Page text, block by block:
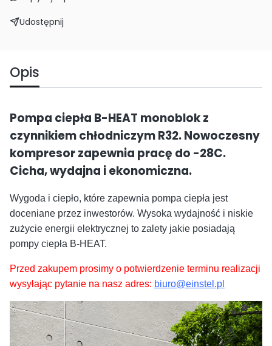
Udostępnij
Opis
Pompa ciepła B-HEAT monoblok z
czynnikiem chłodniczym R32. Nowoczesny
kompresor zapewnia pracę do -28C.
Cicha, wydajna i ekonomiczna.
Wygoda i ciepło, które zapewnia pompa ciepła jest
doceniane przez inwestorów. Wysoka wydajność i niskie
zużycie energii elektrycznej to zalety jakie posiadają
pompy ciepła B-HEAT.
Przed zakupem prosimy o potwierdzenie terminu realizacji
wysyłając pytanie na nasz adres: biuro@einstel.pl